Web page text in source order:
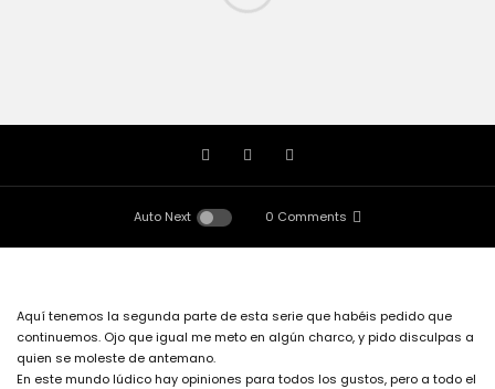
Auto Next 0 Comments
Aquí tenemos la segunda parte de esta serie que habéis pedido que
continuemos. Ojo que igual me meto en algún charco, y pido disculpas a
quien se moleste de antemano.
En este mundo lúdico hay opiniones para todos los gustos, pero a todo el